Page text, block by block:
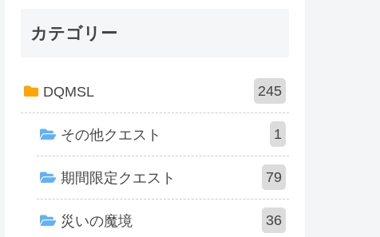
カテゴリー
DQMSL 245
その他クエスト 1
期間限定クエスト 79
災いの魔境 36